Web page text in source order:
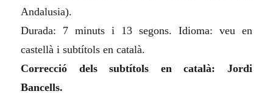
Andalusia).
Durada: 7 minuts i 13 segons. Idioma: veu en
castellà i subtítols en català.
Correcció dels subtítols en català: Jordi
Bancells.